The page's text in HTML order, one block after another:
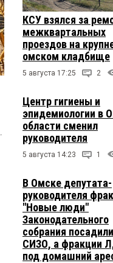
КСУ взялся за
межквартальных
проездов на
омском кладбище
5 августа 17:25 2
Центр гигиены и
эпидемиологии в
области сменил
руководителя
5 августа 14:23 1
В Омске депутата-
руководителя
"Новые люди"
Законодательного
собрания
СИЗО, а фракции
под домашний